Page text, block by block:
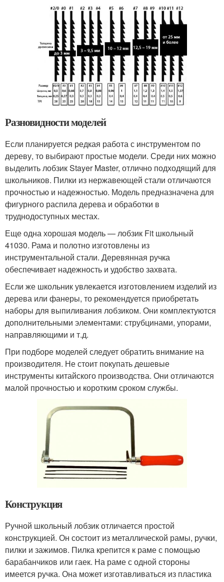
Разновидности моделей
Если планируется редкая работа с инструментом по
дереву, то выбирают простые модели. Среди них можно
выделить лобзик Stayer Master, отлично подходящий для
школьников. Пилки из нержавеющей стали отличаются
прочностью и надежностью. Модель предназначена для
фигурного распила дерева и обработки в
труднодоступных местах.
Еще одна хорошая модель — лобзик Fit школьный
41030. Рама и полотно изготовлены из
инструментальной стали. Деревянная ручка
обеспечивает надежность и удобство захвата.
Если же школьник увлекается изготовлением изделий из
дерева или фанеры, то рекомендуется приобретать
наборы для выпиливания лобзиком. Они комплектуются
дополнительными элементами: струбцинами, упорами,
направляющими и т.д.
При подборе моделей следует обратить внимание на
производителя. Не стоит покупать дешевые
инструменты китайского производства. Они отличаются
малой прочностью и коротким сроком службы.
Конструкция
Ручной школьный лобзик отличается простой
конструкцией. Он состоит из металлической рамы, ручки,
пилки и зажимов. Пилка крепится к раме с помощью
барабанчиков или гаек. На раме с одной стороны
имеется ручка. Она может изготавливаться из пластика